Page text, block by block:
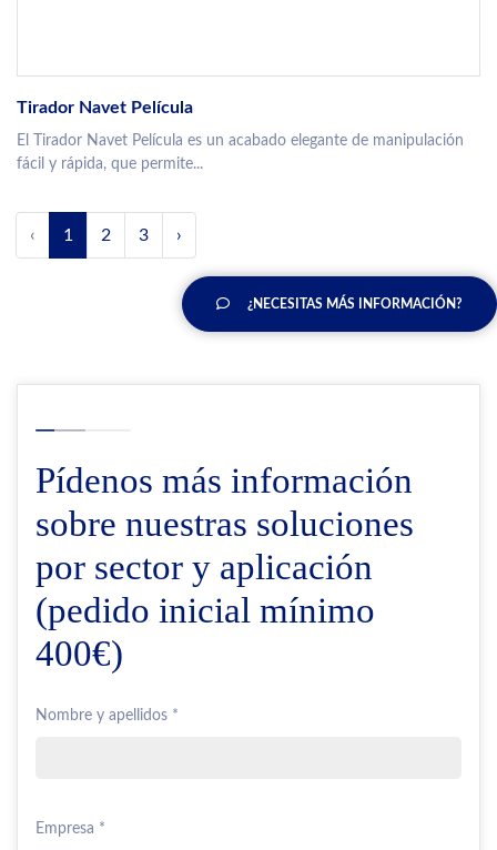
Tirador Navet Película
El Tirador Navet Película es un acabado elegante de manipulación
fácil y rápida, que permite...
‹ 1 2 3 ›
¿NECESITAS MÁS INFORMACIÓN?
Pídenos más información
sobre nuestras soluciones
por sector y aplicación
(pedido inicial mínimo
400€)
Nombre y apellidos *
Empresa *